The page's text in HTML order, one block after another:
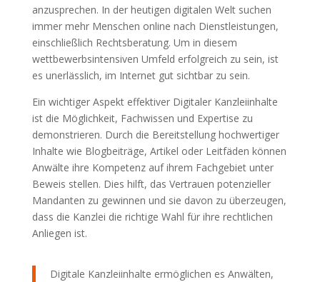
anzusprechen. In der heutigen digitalen Welt suchen
immer mehr Menschen online nach Dienstleistungen,
einschließlich Rechtsberatung. Um in diesem
wettbewerbsintensiven Umfeld erfolgreich zu sein, ist
es unerlässlich, im Internet gut sichtbar zu sein.
Ein wichtiger Aspekt effektiver Digitaler Kanzleiinhalte
ist die Möglichkeit, Fachwissen und Expertise zu
demonstrieren. Durch die Bereitstellung hochwertiger
Inhalte wie Blogbeiträge, Artikel oder Leitfäden können
Anwälte ihre Kompetenz auf ihrem Fachgebiet unter
Beweis stellen. Dies hilft, das Vertrauen potenzieller
Mandanten zu gewinnen und sie davon zu überzeugen,
dass die Kanzlei die richtige Wahl für ihre rechtlichen
Anliegen ist.
Digitale Kanzleiinhalte ermöglichen es Anwälten,